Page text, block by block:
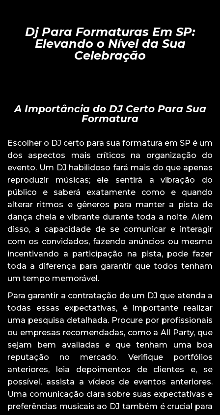
Dj Para Formaturas Em SP:
Elevando o Nível da Sua
Celebração
A Importância do DJ Certo Para Sua
Formatura
Escolher o DJ certo para sua formatura em SP é um
dos aspectos mais críticos na organização do
evento. Um DJ habilidoso fará mais do que apenas
reproduzir músicas; ele sentirá a vibração do
público e saberá exatamente como e quando
alterar ritmos e gêneros para manter a pista de
dança cheia e vibrante durante toda a noite. Além
disso, a capacidade de se comunicar e interagir
com os convidados, fazendo anúncios ou mesmo
incentivando a participação na pista, pode fazer
toda a diferença para garantir que todos tenham
um tempo memorável.
Para garantir a contratação de um DJ que atenda a
todas essas expectativas, é importante realizar
uma pesquisa detalhada. Procure por profissionais
ou empresas recomendadas, como a All Party, que
sejam bem avaliadas e que tenham uma boa
reputação no mercado. Verifique portfólios
anteriores, leia depoimentos de clientes e, se
possível, assista a vídeos de eventos anteriores.
Uma comunicação clara sobre suas expectativas e
preferências musicais ao DJ também é crucial para